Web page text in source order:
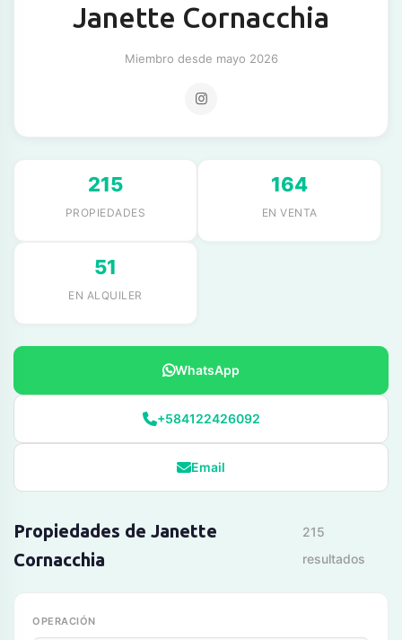
Janette Cornacchia
Miembro desde mayo 2026
215
PROPIEDADES
164
EN VENTA
51
EN ALQUILER
WhatsApp
+584122426092
Email
Propiedades de Janette
Cornacchia
215
resultados
OPERACIÓN